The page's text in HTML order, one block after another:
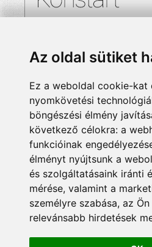
Az oldal sütiket
Ez a weboldal cookie-kat
nyomkövetési
böngészési élmény
következő célokra: a
funkcióinak
élményt nyújtsunk a
és szolgáltatásaink iránti
mérése, valamint a
személyre szabása, az
relevánsabb hirdetések